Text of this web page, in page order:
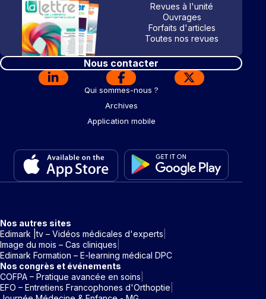
Revues à l'unité
Ouvrages
Forfaits d'articles
Toutes nos revues
Nous contacter
Qui sommes-nous ?
Archives
Application mobile
Nos autres sites
Edimark |tv – Vidéos médicales d'experts
Image du mois – Cas cliniques
Edimark Formation – E-learning médical DPC
Nos congrès et événements
COFPA – Pratique avancée en soins
EFO – Entretiens Francophones d'Orthoptie